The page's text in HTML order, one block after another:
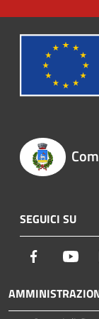
SEGUICI SU
Facebook